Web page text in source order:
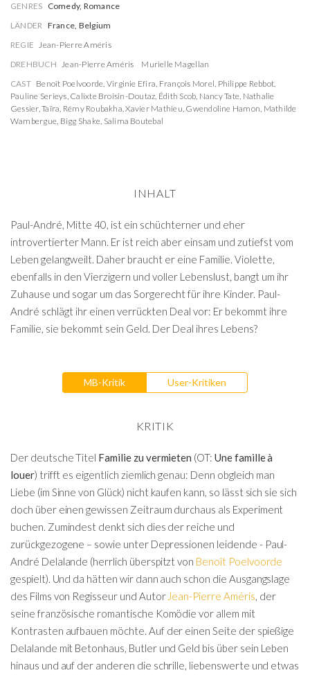
GENRES Comedy, Romance
LÄNDER France, Belgium
REGIE Jean-Pierre Améris
DREHBUCH Jean-Pierre Améris
Murielle Magellan
CAST Benoît Poelvoorde, Virginie Efira, François Morel, Philippe Rebbot,
Pauline Serieys, Calixte Broisin-Doutaz, Édith Scob, Nancy Tate, Nathalie
Gessier,Taïra, Rémy Roubakha,Xavier Mathieu, Gwendoline Hamon, Mathilde
Wambergue, Bigg Shake, Salima Boutebal
INHALT
Paul-André, Mitte 40, ist ein schüchterner und eher
introvertierter Mann. Er ist reich aber einsam und zutiefst vom
Leben gelangweilt. Daher braucht er eine Familie. Violette,
ebenfalls in den Vierzigern und voller Lebenslust, bangt um ihr
Zuhause und sogar um das Sorgerecht für ihre Kinder. Paul-
André schlägt ihr einen verrückten Deal vor: Er bekommt ihre
Familie, sie bekommt sein Geld. Der Deal ihres Lebens?
MB-Kritik User-Kritiken
KRITIK
Der deutsche Titel Familie zu vermieten (OT: Une famille à
louer) trifft es eigentlich ziemlich genau: Denn obgleich man
Liebe (im Sinne von Glück) nicht kaufen kann, so lässt sich sie sich
doch über einen gewissen Zeitraum durchaus als Experiment
buchen. Zumindest denkt sich dies der reiche und
zurückgezogene – sowie unter Depressionen leidende - Paul-
André Delalande (herrlich überspitzt von Benoît Poelvoorde
gespielt). Und da hätten wir dann auch schon die Ausgangslage
des Films von Regisseur und Autor Jean-Pierre Améris , der
seine französische romantische Komödie vor allem mit
Kontrasten aufbauen möchte. Auf der einen Seite der spießige
Delalande mit Betonhaus, Butler und Geld bis über sein Leben
hinaus und auf der anderen die schrille, liebenswerte und etwas